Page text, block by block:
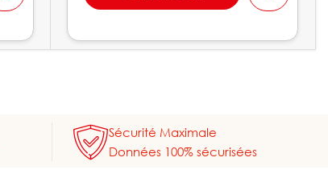
Sécurité Maximale
Données 100% sécurisées